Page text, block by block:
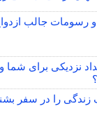
رسومات جالب
نزدیکی برای
زندگی را در سفر